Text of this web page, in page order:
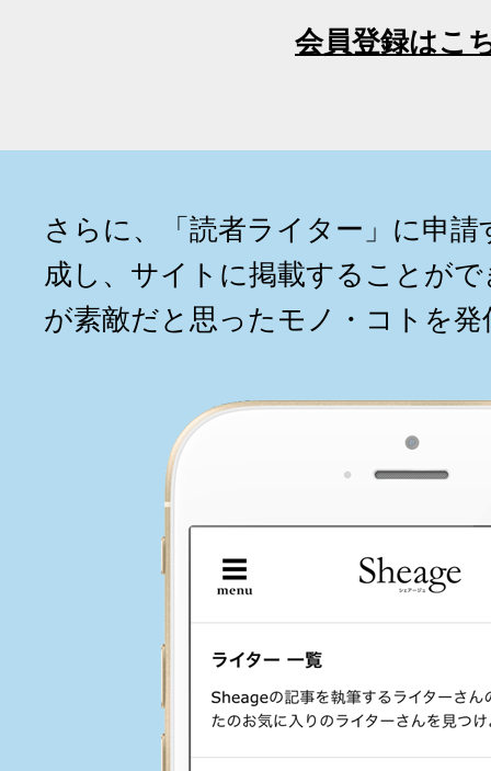
会員登録はこ
さらに、「読者ライター」に申
成し、サイトに掲載することが
が素敵だと思ったモノ・コトを